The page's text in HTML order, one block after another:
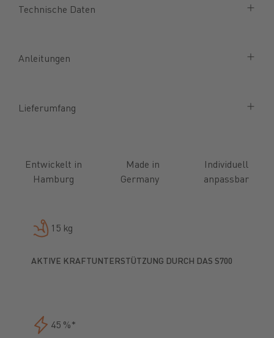
Technische Daten
Anleitungen
Lieferumfang
Entwickelt in
Hamburg
Made in
Germany
Individuell
anpassbar
15 kg
AKTIVE KRAFTUNTERSTÜTZUNG DURCH DAS S700
45 %*